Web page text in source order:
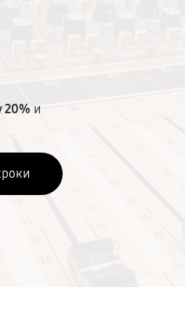
20% и